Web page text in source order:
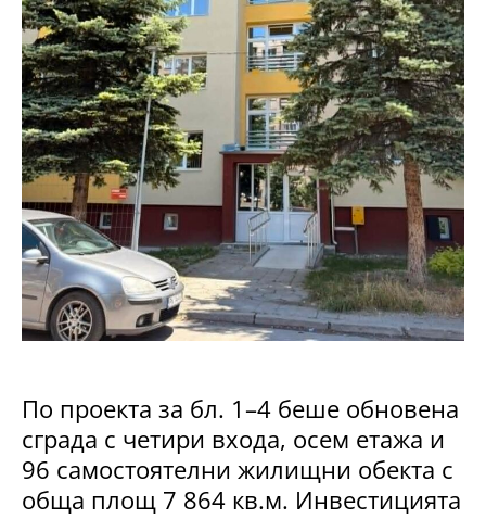
По проекта за бл. 1–4 беше обновена
сграда с четири входа, осем етажа и
96 самостоятелни жилищни обекта с
обща площ 7 864 кв.м. Инвестицията